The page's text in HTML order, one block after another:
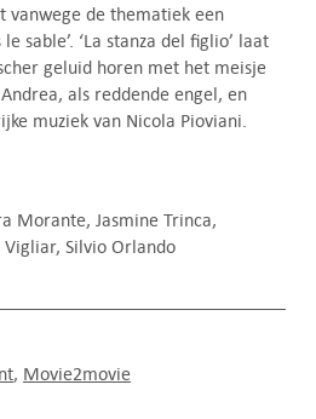
vanwege de thematiek een
sable’. ‘La stanza del figlio’ laat
geluid horen met het meisje
als reddende engel, en
muziek van Nicola Pioviani.
Morante, Jasmine Trinca,
Vigliar, Silvio Orlando
Movie2movie